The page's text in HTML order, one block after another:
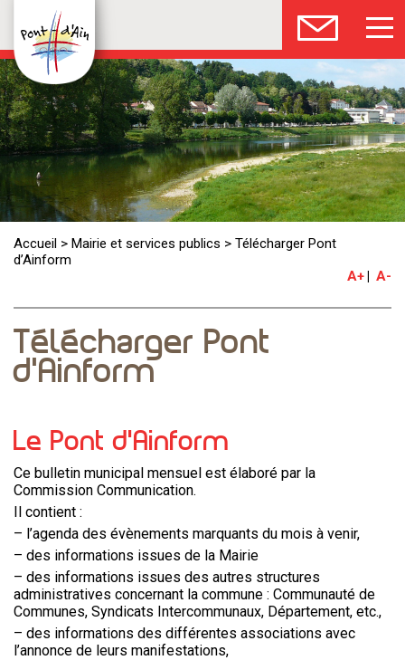
Accueil > Mairie et services publics > Télécharger Pont
d’Ainform
A+
A-
Télécharger Pont
d’Ainform
Le Pont d’Ainform
Ce bulletin municipal mensuel est élaboré par la
Commission Communication.
Il contient :
– l’agenda des évènements marquants du mois à venir,
– des informations issues de la Mairie
– des informations issues des autres structures
administratives concernant la commune : Communauté de
Communes, Syndicats Intercommunaux, Département, etc.,
– des informations des différentes associations avec
l’annonce de leurs manifestations,